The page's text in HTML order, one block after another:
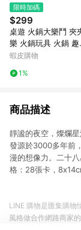
限時加碼
$299
桌遊 火鍋大樂鬥 夾
樂 火鍋玩具 火鍋 趣
火鍋料
蝦皮購物
1%
商品描述
靜謐的夜空，燦爛
發源於3000多年前
漫的想像力。二十
格：28張卡，
LINE 購物是匯集購物
風格做合作網路商家